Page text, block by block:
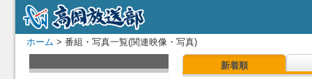
ホーム > 番組・写真一覧(関連映像・写真)
新着順